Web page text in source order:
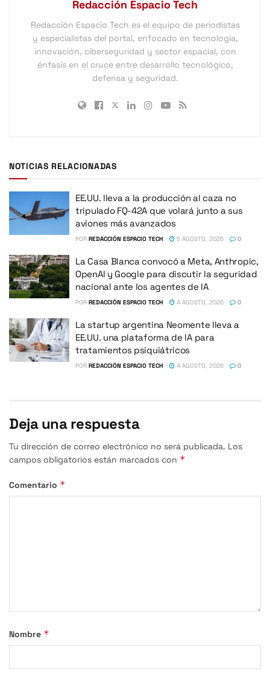
Redacción Espacio Tech
Redacción Espacio Tech es el equipo de periodistas
y especialistas del portal, enfocado en tecnología,
innovación, ciberseguridad y sector espacial, con
énfasis en el cruce entre desarrollo tecnológico,
defensa y seguridad.
NOTICIAS RELACIONADAS
EE.UU. lleva a la producción al caza no
tripulado FQ-42A que volará junto a sus
aviones más avanzados
POR REDACCIÓN ESPACIO TECH 5 AGOSTO, 2026 0
La Casa Blanca convocó a Meta, Anthropic,
OpenAI y Google para discutir la seguridad
nacional ante los agentes de IA
POR REDACCIÓN ESPACIO TECH 4 AGOSTO, 2026 0
La startup argentina Neomente lleva a
EE.UU. una plataforma de IA para
tratamientos psiquiátricos
POR REDACCIÓN ESPACIO TECH 4 AGOSTO, 2026 0
Deja una respuesta
Tu dirección de correo electrónico no será publicada. Los
campos obligatorios están marcados con *
Comentario *
Nombre *